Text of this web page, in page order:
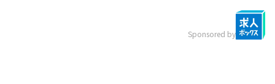
Sponsored by